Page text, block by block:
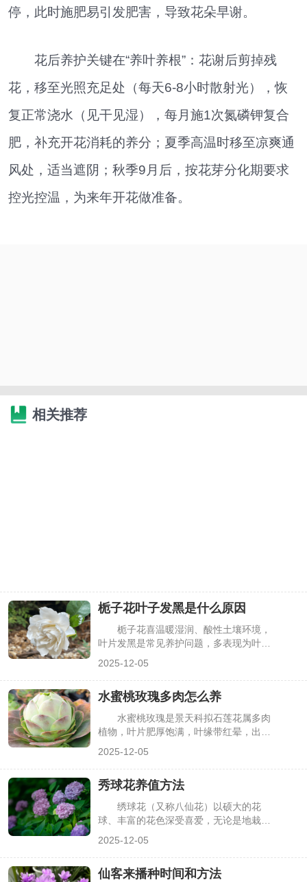
停，此时施肥易引发肥害，导致花朵早谢。
花后养护关键在“养叶养根”：花谢后剪掉残
花，移至光照充足处（每天6-8小时散射光），恢
复正常浇水（见干见湿），每月施1次氮磷钾复合
肥，补充开花消耗的养分；夏季高温时移至凉爽通
风处，适当遮阴；秋季9月后，按花芽分化期要求
控光控温，为来年开花做准备。
相关推荐
栀子花叶子发黑是什么原因
栀子花喜温暖湿润、酸性土壤环境，
叶片发黑是常见养护问题，多表现为叶尖
发黑、全叶焦黑或叶片出现黑斑。这不仅
叶片脱落、植株长势衰退。其实，叶片发
黑主要与浇水、土壤、光照、病虫害等因
素相关，找准原因针对性调整，就能有效
改善，下面详细分析。
2025-12-05
水蜜桃玫瑰多肉怎么养
水蜜桃玫瑰是景天科拟石莲花属多肉
植物，叶片肥厚饱满，叶缘带红晕，出状
配多肉的典型生长习性，但需针对性把控
细节。掌握科学的养护方法，能让植株保
持紧凑株型和艳丽色彩，避免常见养护问
题，下面详细介绍相关要点。
2025-12-05
秀球花养值方法
绣球花（又称八仙花）以硕大的花
球、丰富的花色深受喜爱，无论是地栽还
的养护重点也有所差异。掌握科学的养殖
方法，能让绣球花持续开花、长势旺盛，
2025-12-05
仙客来播种时间和方法